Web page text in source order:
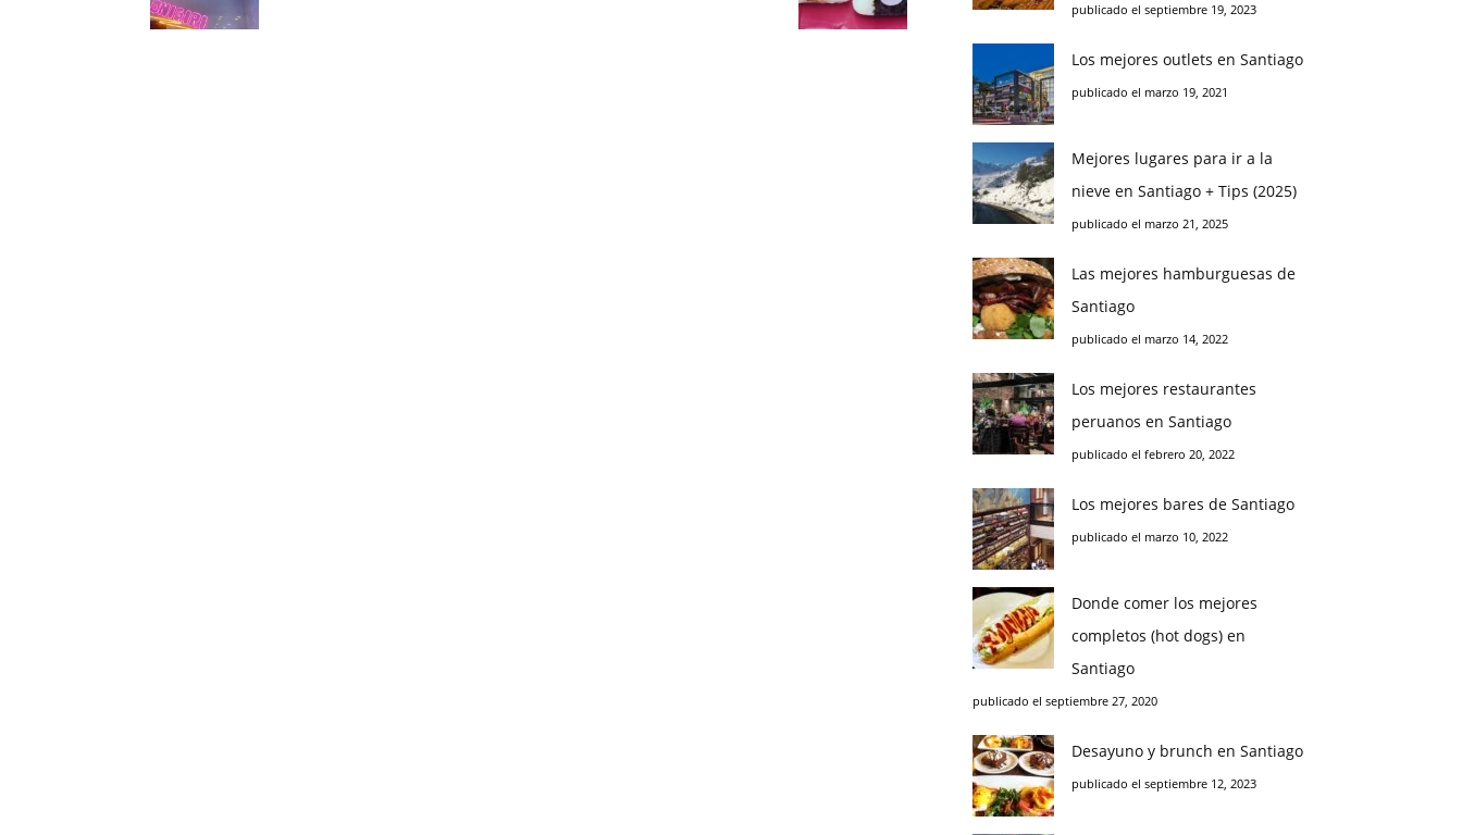
publicado el septiembre 19, 2023
Los mejores outlets en Santiago
publicado el marzo 19, 2021
Mejores lugares para ir a la
nieve en Santiago + Tips (2025)
publicado el marzo 21, 2025
Las mejores hamburguesas de
Santiago
publicado el marzo 14, 2022
Los mejores restaurantes
peruanos en Santiago
publicado el febrero 20, 2022
Los mejores bares de Santiago
publicado el marzo 10, 2022
Donde comer los mejores
completos (hot dogs) en
Santiago
publicado el septiembre 27, 2020
Desayuno y brunch en Santiago
publicado el septiembre 12, 2023